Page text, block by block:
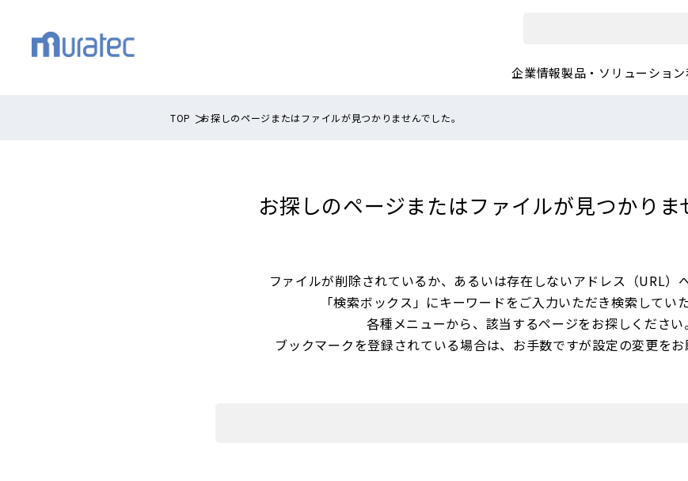
企業情報製品・ソリューション
TOP お探しのページまたはファイルが見つかりませんでした。
お探しのページまたはファイルが見つかりま
ファイルが削除されているか、あるいは存在しないアドレス（URL）
「検索ボックス」にキーワードをご入力いただき検索してい
各種メニューから、 該当するページをお探しください。
ブックマークを登録されている場合は、 お手数ですが設定の変更をお